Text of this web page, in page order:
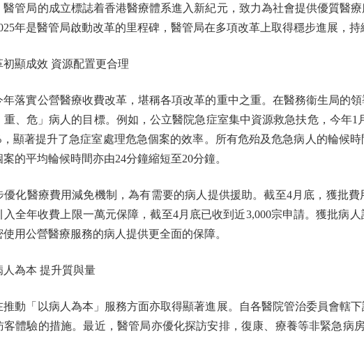
局的成立標誌着香港醫療體系進入新紀元，致力為社會提供優質醫
年是醫管局啟動改革的里程碑，醫管局在多項改革上取得穩步進展，持
顯成效 資源配置更合理
實公營醫療收費改革，堪稱各項改革的重中之重。在醫務衞生局的領
重、危」病人的目標。例如，公立醫院急症室集中資源救急扶危，今年
，顯著提升了急症室處理危急個案的效率。所有危殆及危急病人的輪候
的平均輪候時間亦由24分鐘縮短至20分鐘。
醫療費用減免機制，為有需要的病人提供援助。截至4月底，獲批費
入全年收費上限一萬元保障，截至4月底已收到近3,000宗申請。獲批病
用公營醫療服務的病人提供更全面的保障。
為本 提升質與量
「以病人為本」服務方面亦取得顯著進展。自各醫院管治委員會轄下
客體驗的措施。最近，醫管局亦優化探訪安排，復康、療養等非緊急病